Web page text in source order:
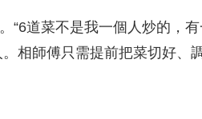
道菜不是我一個人炒的，有
師傅只需提前把菜切好、